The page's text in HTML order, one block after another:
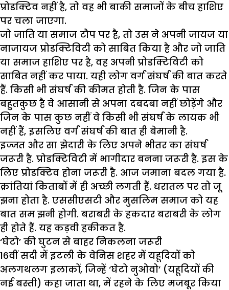
प्रोडक्टिव नहीं है, तो वह भी बाकी समाजों के बीच हाशिए
पर चला जाएगा.
जो जाति या समाज टौप पर है, तो उस ने अपनी जायज या
नाजायज प्रोडक्टिविटी को साबित किया है और जो जाति
या समाज हाशिए पर है, वह अपनी प्रोडक्टिविटी को
साबित नहीं कर पाया. यही लोग वर्ग संघर्ष की बात करते
हैं. किसी भी संघर्ष की कीमत होती है. जिन के पास
बहुतकुछ है वे आसानी से अपना दबदबा नहीं छोड़ेंगे और
जिन के पास कुछ नहीं वे किसी भी संघर्ष के लायक भी
नहीं हैं, इसलिए वर्ग संघर्ष की बात ही बेमानी है.
इज्जत और सा झेदारी के लिए अपने भीतर का संघर्ष
जरूरी है. प्रोडक्टिविटी में भागीदार बनना जरूरी है. इस के
लिए प्रोडक्टिव होना जरूरी है. आज जमाना बदल गया है.
क्रांतियां किताबों में ही अच्छी लगती हैं. धरातल पर तो जू
झना होता है. एससीएसटी और मुसलिम समाज को यह
बात सम झनी होगी. बराबरी के हकदार बराबरी के लोग
ही होते हैं. यह कड़वी हकीकत है.
‘घेटो’ की घुटन से बाहर निकलना जरूरी
16वीं सदी में इटली के वेनिस शहर में यहूदियों को
अलगथलग इलाकों, जिन्हें ‘घेटो नुओवो’ (यहूदियों की
नई बस्ती) कहा जाता था, में रहने के लिए मजबूर किया